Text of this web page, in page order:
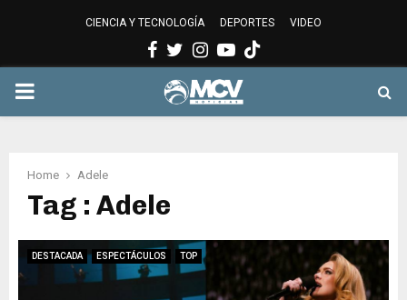
CIENCIA Y TECNOLOGÍA DEPORTES VIDEO
Facebook
Twitter
Instagram
Youtube
PRIMARY
Home Adele
Tag : Adele
DESTACADA ESPECTÁCULOS TOP